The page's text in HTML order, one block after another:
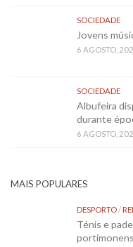
SOCIEDADE
Jovens
6 AGOSTO,
SOCIEDADE
Albufeira
durante
6 AGOSTO,
MAIS POPULARES
DESPORTO/
Ténis e